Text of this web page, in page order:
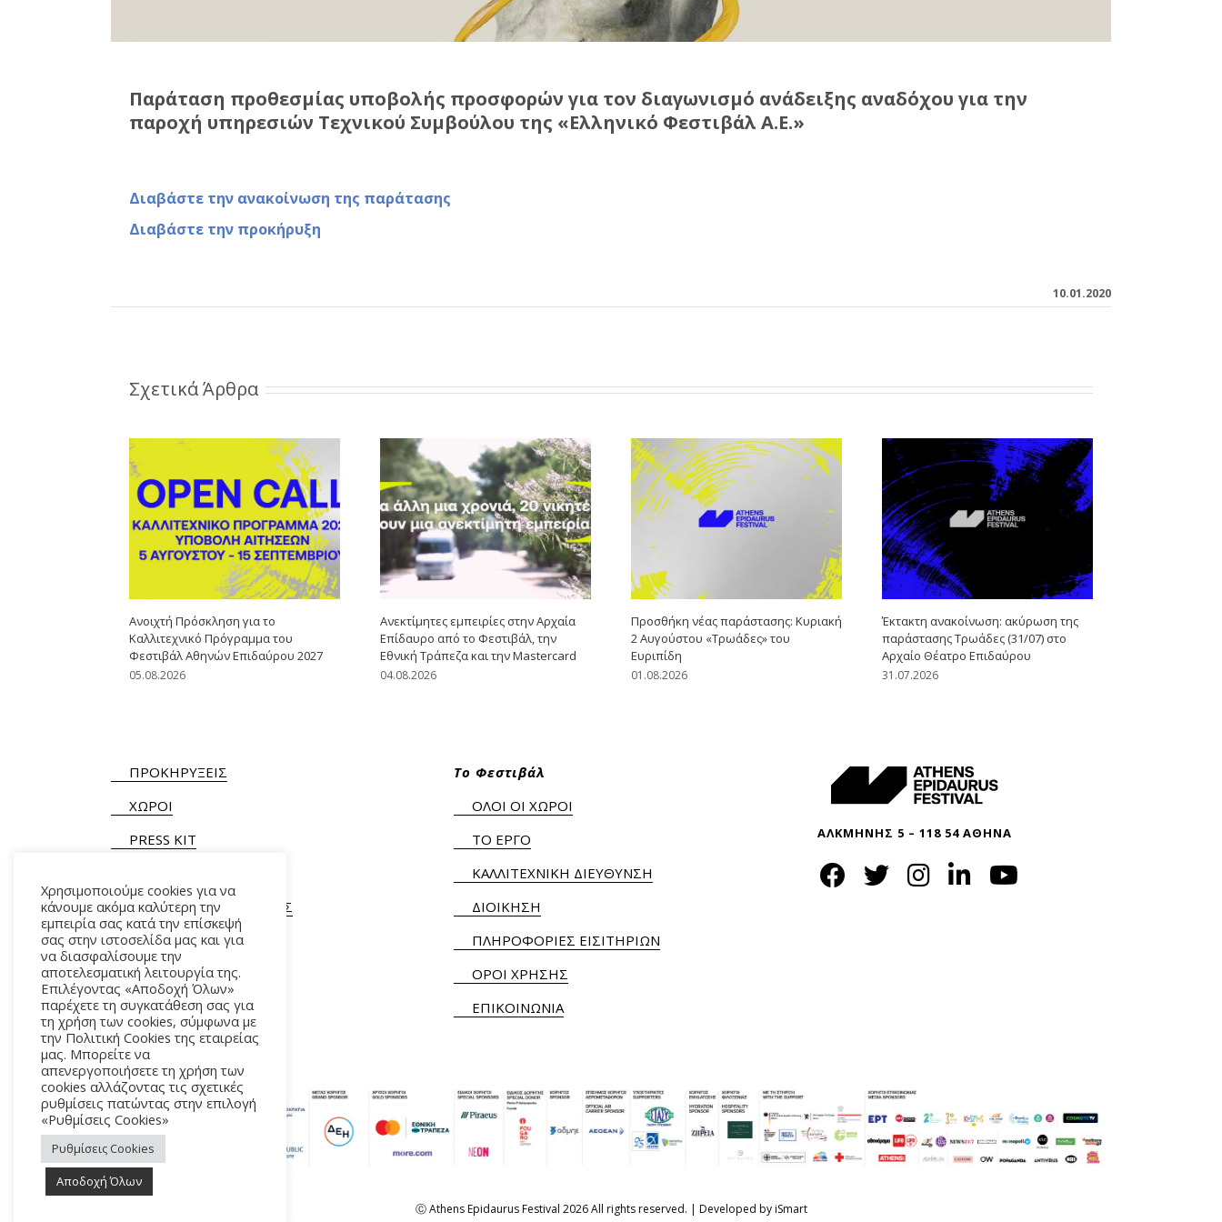
Παράταση προθεσμίας υποβολής προσφορών για τον διαγωνισμό ανάδειξης αναδόχου για την
παροχή υπηρεσιών Τεχνικού Συμβούλου της «Ελληνικό Φεστιβάλ Α.Ε.»
Διαβάστε την ανακοίνωση της παράτασης
Διαβάστε την προκήρυξη
10.01.2020
Σχετικά Άρθρα
Ανοιχτή Πρόσκληση για το
Καλλιτεχνικό Πρόγραμμα του
Φεστιβάλ Αθηνών Επιδαύρου 2027
05.08.2026
Ανεκτίμητες εμπειρίες στην Αρχαία
Επίδαυρο από το Φεστιβάλ, την
Εθνική Τράπεζα και την Mastercard
04.08.2026
Προσθήκη νέας παράστασης: Κυριακή
2 Αυγούστου «Τρωάδες» του
Ευριπίδη
01.08.2026
Έκτακτη ανακοίνωση: ακύρωση της
παράστασης Τρωάδες (31/07) στο
Αρχαίο Θέατρο Επιδαύρου
31.07.2026
ΠΡΟΚΗΡΥΞΕΙΣ
ΧΩΡΟΙ
PRESS KIT
ΓΕΝΙΚΕΣ ΠΛΗΡΟΦΟΡΙΕΣ
Τ. +30 210 9282900/ 901
Το Φεστιβάλ
ΟΛΟΙ ΟΙ ΧΩΡΟΙ
ΤΟ ΕΡΓΟ
ΚΑΛΛΙΤΕΧΝΙΚΗ ΔΙΕΥΘΥΝΣΗ
ΔΙΟΙΚΗΣΗ
ΠΛΗΡΟΦΟΡΙΕΣ ΕΙΣΙΤΗΡΙΩΝ
ΟΡΟΙ ΧΡΗΣΗΣ
ΕΠΙΚΟΙΝΩΝΙΑ
ΑΛΚΜΗΝΗΣ 5 – 118 54 ΑΘΗΝΑ
Ⓒ Athens Epidaurus Festival 2026 All rights reserved. | Developed byiSmart
Χρησιμοποιούμε cookies για να
κάνουμε ακόμα καλύτερη την
εμπειρία σας κατά την επίσκεψή
σας στην ιστοσελίδα μας και για
να διασφαλίσουμε την
αποτελεσματική λειτουργία της.
Επιλέγοντας «Αποδοχή Όλων»
παρέχετε τη συγκατάθεση σας για
τη χρήση των cookies, σύμφωνα με
την Πολιτική Cookies της εταιρείας
μας. Μπορείτε να
απενεργοποιήσετε τη χρήση των
cookies αλλάζοντας τις σχετικές
ρυθμίσεις πατώντας στην επιλογή
«Ρυθμίσεις Cookies»
Ρυθμίσεις Cookies
Αποδοχή Όλων